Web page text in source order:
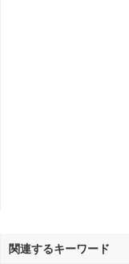
関連するキーワード